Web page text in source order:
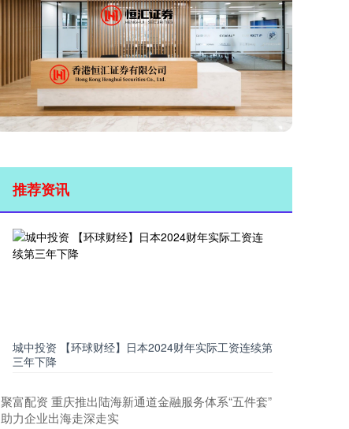
推荐资讯
城中投资 【环球财经】日本2024财年实际工资连续第
三年下降
聚富配资 重庆推出陆海新通道金融服务体系“五件套”
助力企业出海走深走实